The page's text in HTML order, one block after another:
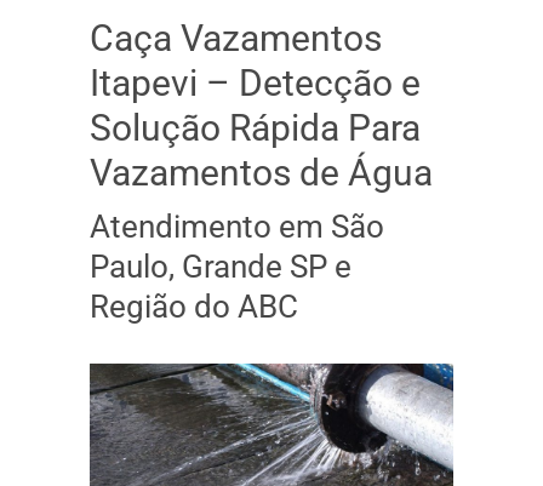
Caça Vazamentos
Itapevi – Detecção e
Solução Rápida Para
Vazamentos de Água
Atendimento em São
Paulo, Grande SP e
Região do ABC